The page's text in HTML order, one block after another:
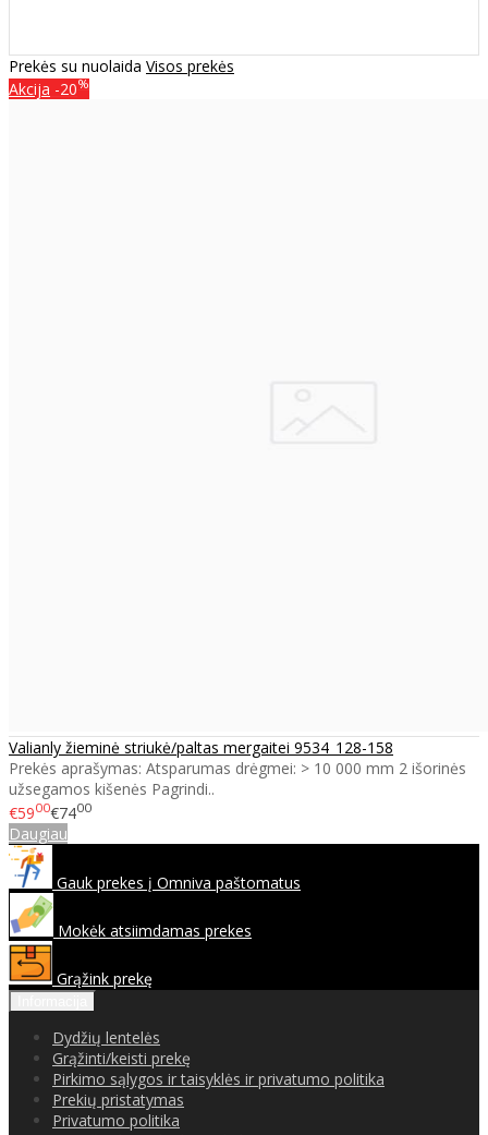
Prekės su nuolaida Visos prekės
Akcija -20%
Valianly žieminė striukė/paltas mergaitei 9534_128-158
Prekės aprašymas: Atsparumas drėgmei: > 10 000 mm 2 išorinės
užsegamos kišenės Pagrindi..
€5900€7400
Daugiau
Gauk prekes į Omniva paštomatus
Mokėk atsiimdamas prekes
Grąžink prekę
Dydžių lentelės
Grąžinti/keisti prekę
Pirkimo sąlygos ir taisyklės ir privatumo politika
Prekių pristatymas
Privatumo politika